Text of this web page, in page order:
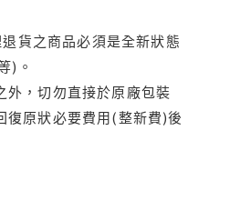
貨之商品必須是全新狀態
)。
外，切勿直接於原廠包裝
復原狀必要費用(整新費)後